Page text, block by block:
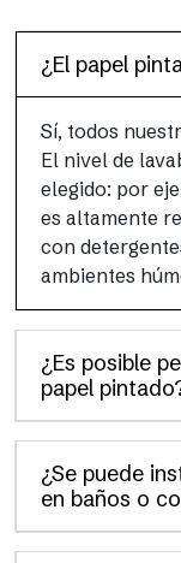
¿El papel
Sí, todos
El nivel de
elegido: por
es altamente
con
ambientes
¿Es posible
papel
¿Se puede
en baños o